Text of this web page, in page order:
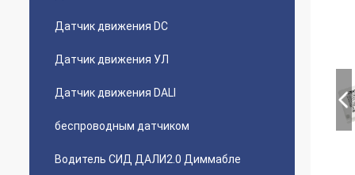
Датчик движения DC
Датчик движения УЛ
Датчик движения DALI
беспроводным датчиком
Водитель СИД ДАЛИ2.0 Диммабле